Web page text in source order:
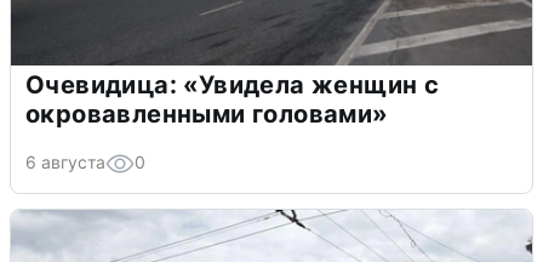
Очевидица: «Увидела женщин с
окровавленными головами»
6 августа 0